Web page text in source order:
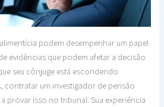
podem desempenhar um papel
evidências que podem afetar a decisão
seu cônjuge está escondendo
um investigador de pensão
provar isso no tribunal. Sua experiência